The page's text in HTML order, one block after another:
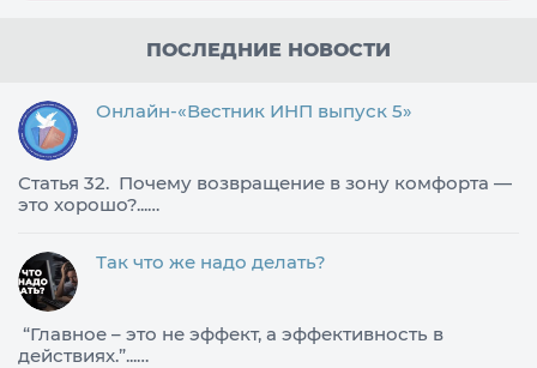
ПОСЛЕДНИЕ НОВОСТИ
Онлайн-«Вестник ИНП выпуск 5»
Статья 32. Почему возвращение в зону комфорта —
это хорошо?...…
Так что же надо делать?
​“Главное – это не эффект, а эффективность в
действиях.”...…